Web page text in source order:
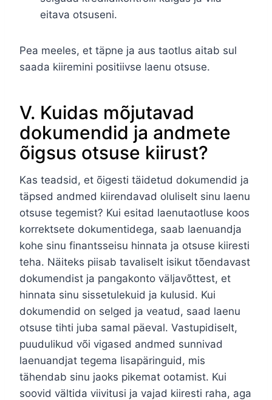
eitava otsuseni.
Pea meeles, et täpne ja aus taotlus aitab sul
saada kiiremini positiivse laenu otsuse.
V. Kuidas mõjutavad
dokumendid ja andmete
õigsus otsuse kiirust?
Kas teadsid, et õigesti täidetud dokumendid ja
täpsed andmed kiirendavad oluliselt sinu laenu
otsuse tegemist? Kui esitad laenutaotluse koos
korrektsete dokumentidega, saab laenuandja
kohe sinu finantsseisu hinnata ja otsuse kiiresti
teha. Näiteks piisab tavaliselt isikut tõendavast
dokumendist ja pangakonto väljavõttest, et
hinnata sinu sissetulekuid ja kulusid. Kui
dokumendid on selged ja veatud, saad laenu
otsuse tihti juba samal päeval. Vastupidiselt,
puudulikud või vigased andmed sunnivad
laenuandjat tegema lisapäringuid, mis
tähendab sinu jaoks pikemat ootamist. Kui
soovid vältida viivitusi ja vajad kiiresti raha, aga